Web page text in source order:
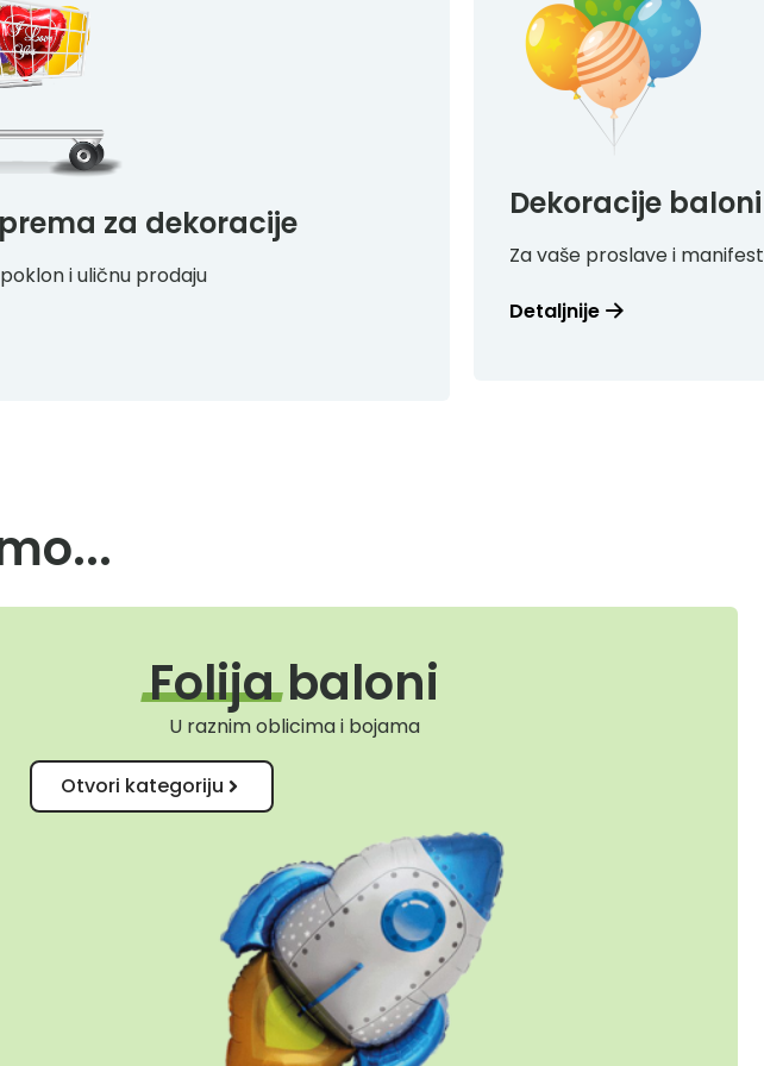
za dekoracije
i uličnu prodaju
Dekoracije
Za vaše proslave i
Detaljnije
Folijabaloni
U raznim oblicima i bojama
Otvori kategoriju